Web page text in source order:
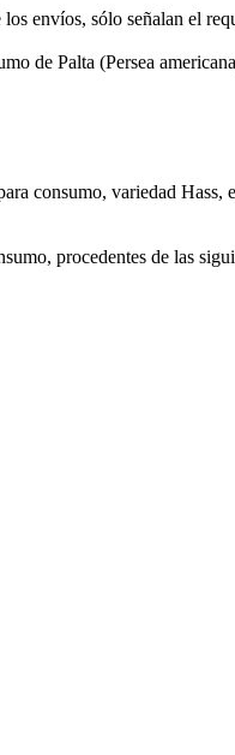
envíos, sólo señalan el
de Palta (Persea
consumo, variedad Hass,
procedentes de las